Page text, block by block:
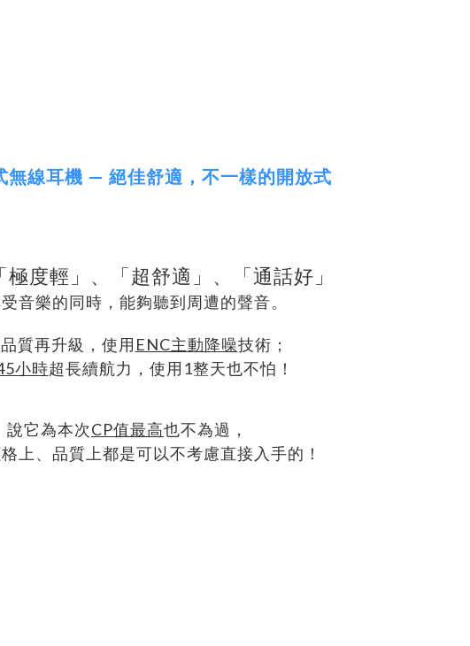
無線耳機 — 絕佳舒適，不一樣的開放式
「極度輕」、「超舒適」、「通話好」
音樂的同時，能夠聽到周遭的聲音。
質再升級，使用 ENC主動降噪技術；
小時超長續航力，使用1整天也不怕！
說它為本次CP值最高也不為過，
上、品質上都是可以不考慮直接入手的！